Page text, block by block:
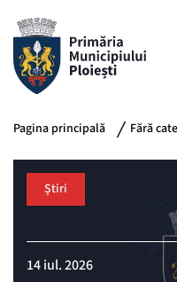
Pagina principală Fără
Știri
14 iul. 2026